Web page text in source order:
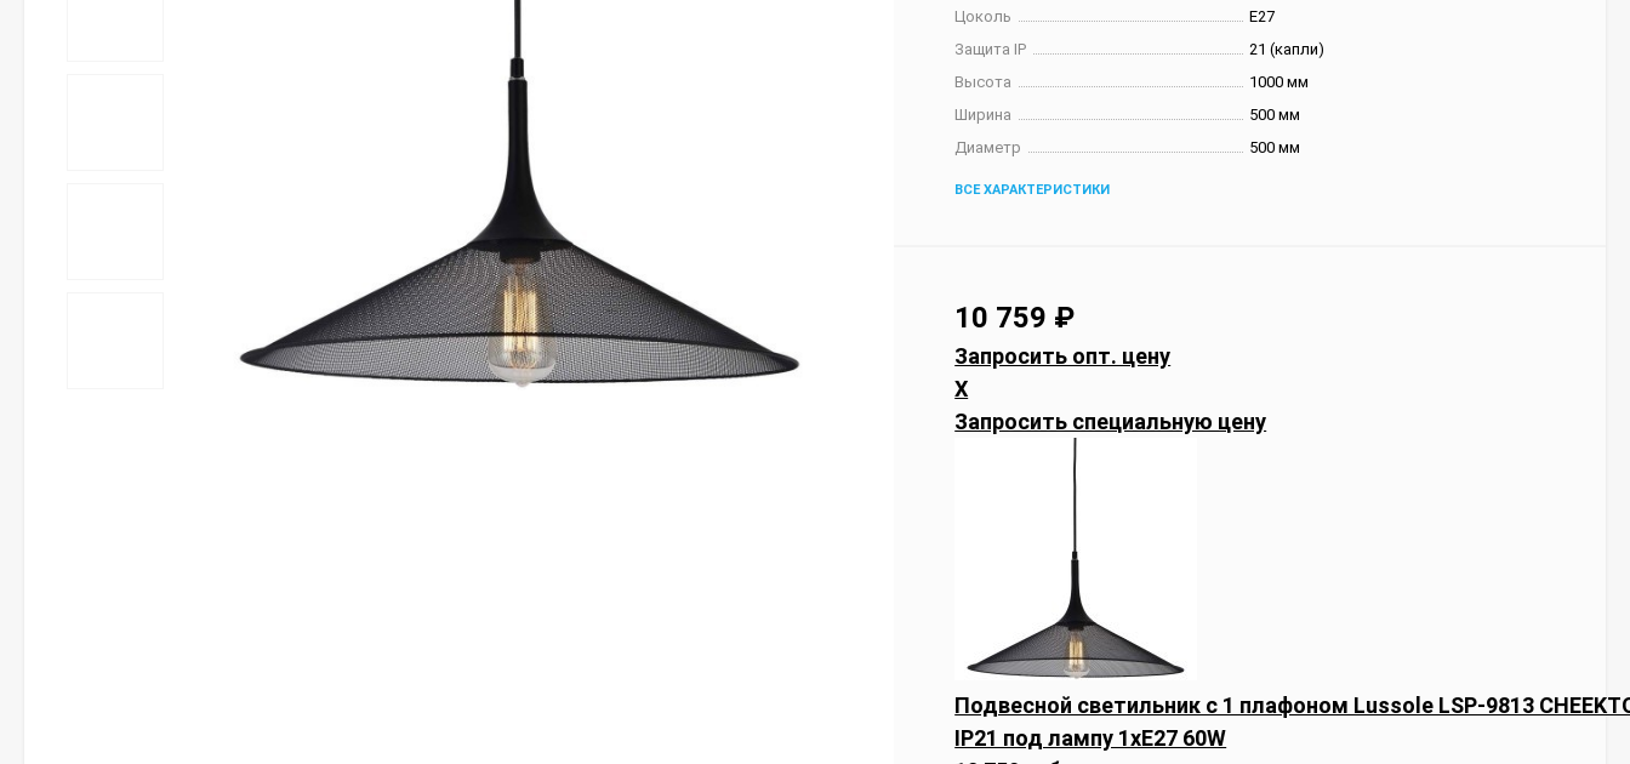
Цоколь
E27
Защита IP
21 (капли)
Высота
1000 мм
Ширина
500 мм
Диаметр
500 мм
ВСЕ ХАРАКТЕРИСТИКИ
10 759 ₽
Запросить опт. цену
X
Запросить специальную цену
Подвесной светильник с 1 плафоном Lussole LSP-9813
IP21 под лампу 1xE27 60W